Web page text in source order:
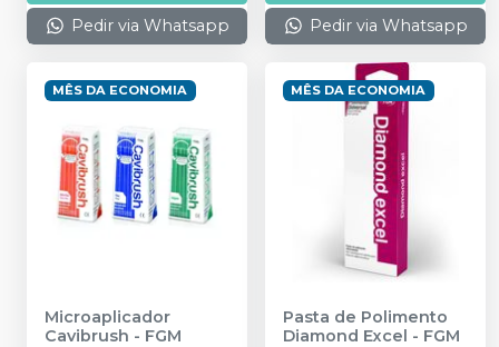
Pedir via Whatsapp Pedir via Whatsapp
MÊS DA ECONOMIA
Microaplicador
Cavibrush - FGM
MÊS DA ECONOMIA
Pasta de Polimento
Diamond Excel - FGM